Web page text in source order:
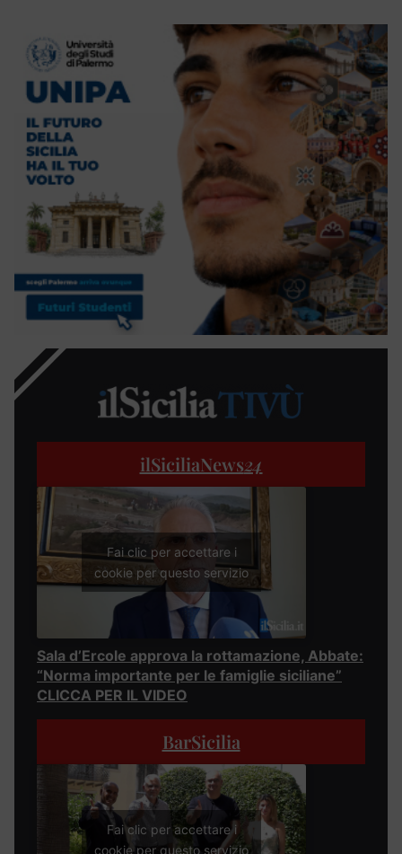
ilSiciliaNews24
Fai clic per accettare i
cookie per questo servizio
Sala d’Ercole approva la rottamazione, Abbate:
“Norma importante per le famiglie siciliane”
CLICCA PER IL VIDEO
BarSicilia
Fai clic per accettare i
cookie per questo servizio